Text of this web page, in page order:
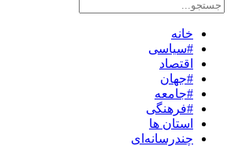
خانه
#سیاسی
اقتصاد
#جهان
#جامعه
#فرهنگی
استان ها
چندرسانه‌ای